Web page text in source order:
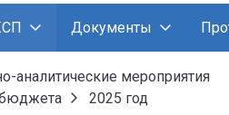
Документы
аналитические мероприятия
бюджета
2025 год